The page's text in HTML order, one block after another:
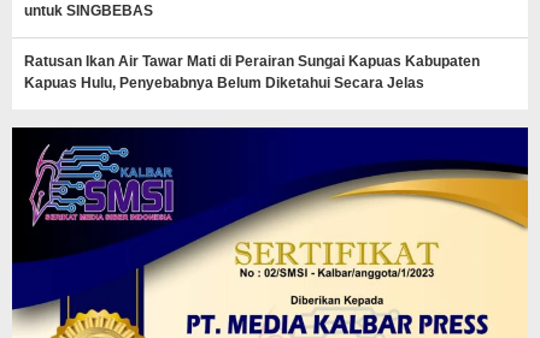
untuk SINGBEBAS
Ratusan Ikan Air Tawar Mati di Perairan Sungai Kapuas Kabupaten
Kapuas Hulu, Penyebabnya Belum Diketahui Secara Jelas